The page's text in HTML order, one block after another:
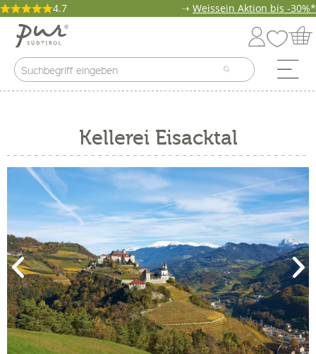
4.7 ➝ Weissein Aktion bis -30%*
Kellerei Eisacktal